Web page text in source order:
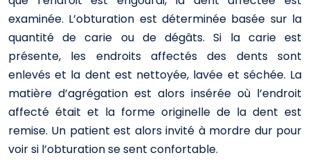
examinée. L’obturation est déterminée basée sur la
quantité de carie ou de dégâts. Si la carie est
présente, les endroits affectés des dents sont
enlevés et la dent est nettoyée, lavée et séchée. La
matière d’agrégation est alors insérée où l’endroit
affecté était et la forme originelle de la dent est
remise. Un patient est alors invité à mordre dur pour
voir si l’obturation se sent confortable.